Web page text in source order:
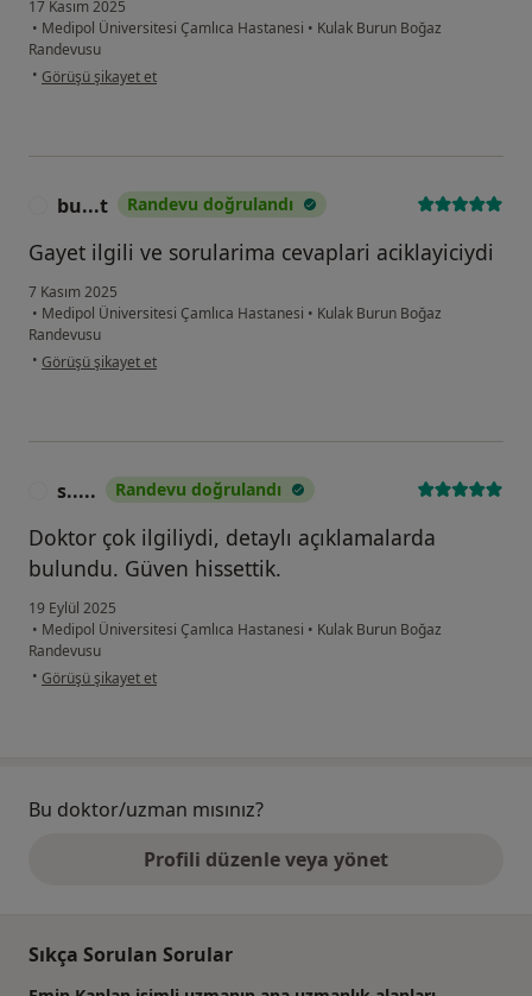
17 Kasım 2025
• Medipol Üniversitesi Çamlıca Hastanesi • Kulak Burun Boğaz
Randevusu
• kullanıcının görüşüne göre b....m
Görüşü şikayet et
bu...t Randevu doğrulandı
Gayet ilgili ve sorularima cevaplari aciklayiciydi
7 Kasım 2025
• Medipol Üniversitesi Çamlıca Hastanesi • Kulak Burun Boğaz
Randevusu
• kullanıcının görüşüne göre bu...t
Görüşü şikayet et
s..... Randevu doğrulandı
Doktor çok ilgiliydi, detaylı açıklamalarda
bulundu. Güven hissettik.
19 Eylül 2025
• Medipol Üniversitesi Çamlıca Hastanesi • Kulak Burun Boğaz
Randevusu
• kullanıcının görüşüne göre s.....
Görüşü şikayet et
Bu doktor/uzman mısınız?
Profili düzenle veya yönet
Sıkça Sorulan Sorular